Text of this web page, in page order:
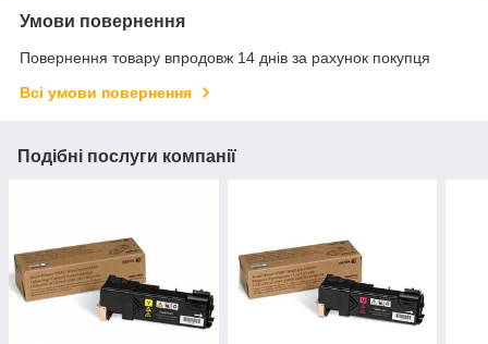
Умови повернення
Повернення товару впродовж 14 днів за рахунок покупця
Всі умови повернення
Подібні послуги компанії